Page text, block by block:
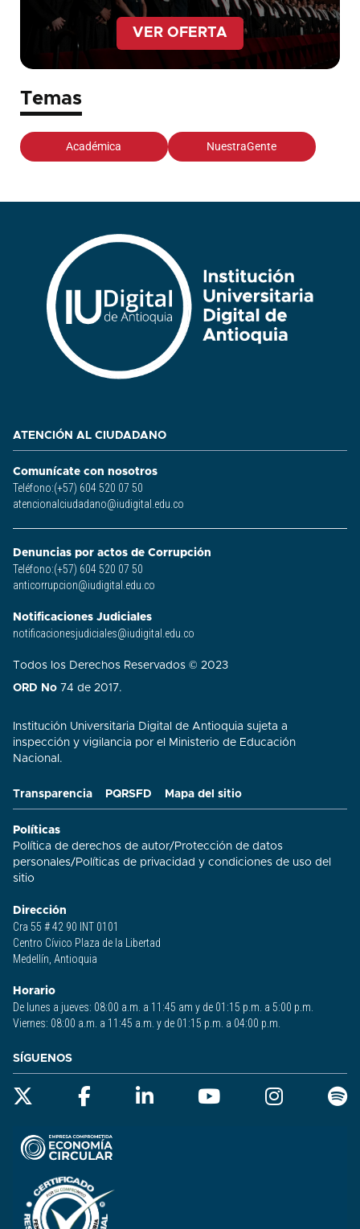
VER OFERTA
Temas
Académica NuestraGente
Transparencia PQRSFD Mapa del sitio
Políticas
Política de derechos de autor/ Protección de datos
personales/ Políticas de privacidad y condiciones de uso del
sitio​
Dirección
Cra 55 # 42 90 INT 0101
Centro Cívico Plaza de la Libertad
Medellín, Antioquia
Horario
De lunes a jueves: 08:00 a.m. a 11:45 am y de 01:15 p.m. a 5:00 p.m.
Viernes: 08:00 a.m. a 11:45 a.m. y de 01:15 p.m. a 04:00 p.m.
ATENCIÓN AL CIUDADANO
Comunícate con nosotros
Teléfono:(+57) 604 520 07 50
atencionalciudadano@iudigital.edu.co
Denuncias por actos de Corrupción
Teléfono:(+57) 604 520 07 50
anticorrupcion@iudigital.edu.co
Notificaciones Judiciales
notificacionesjudiciales@iudigital.edu.co
Todos los Derechos Reservados © 2023
ORD No 74 de 2017.
Institución Universitaria Digital de Antioquia sujeta a
inspección y vigilancia por el Ministerio de Educación
Nacional.
SÍGUENOS